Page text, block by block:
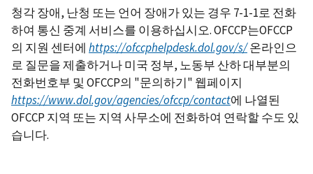
청각 장애, 난청 또는 언어 장애가 있는 경우 7-1-1로 전화
하여 통신 중계 서비스를 이용하십시오. OFCCP는OFCCP
의 지원 센터에 https://ofccphelpdesk.dol.gov/s/온라인으
로 질문을 제출하거나 미국 정부, 노동부 산하 대부분의
전화번호부 및 OFCCP의 "문의하기" 웹페이지
https://www.dol.gov/agencies/ofccp/contact에 나열된
OFCCP 지역 또는 지역 사무소에 전화하여 연락할 수도 있
습니다.